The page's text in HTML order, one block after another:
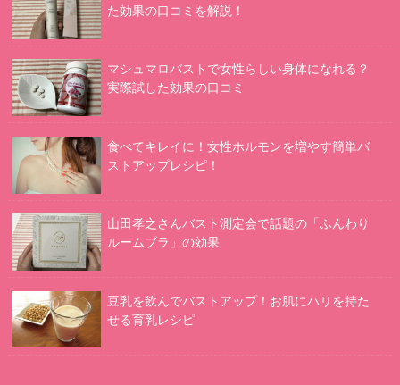
た効果の口コミを解説！
マシュマロバストで女性らしい身体になれる？
実際試した効果の口コミ
食べてキレイに！女性ホルモンを増やす簡単バ
ストアップレシピ！
山田孝之さんバスト測定会で話題の「ふんわり
ルームブラ」の効果
豆乳を飲んでバストアップ！お肌にハリを持た
せる育乳レシピ